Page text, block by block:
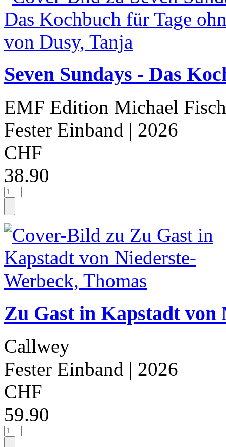
Seven Sundays - Das
EMF Edition Michael
Fester Einband | 2026
CHF
38.90
Zu Gast in Kapstadt von
Callwey
Fester Einband | 2026
CHF
59.90